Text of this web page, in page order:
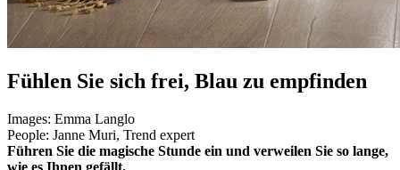
Fühlen Sie sich frei, Blau zu empfinden
Images: Emma Langlo
People: Janne Muri, Trend expert
Führen Sie die magische Stunde ein und verweilen Sie so lange,
wie es Ihnen gefällt.